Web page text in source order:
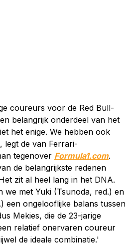
coureurs voor de Red Bull-
belangrijk onderdeel van het
het enige. We hebben ook
legt de van Ferrari-
tegenover Formula1.com.
de belangrijkste redenen
zit al heel lang in het DNA.
we met Yuki (Tsunoda, red.) en
een ongelooflijke balans tussen
Mekies, die de 23-jarige
relatief onervaren coureur
de ideale combinatie.'